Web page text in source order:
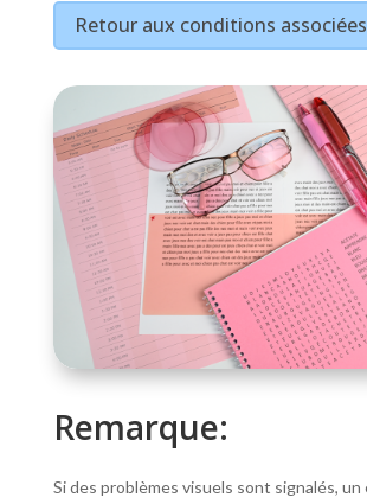
Retour aux conditions associées
Remarque:
Si des problèmes visuels sont signalés, un